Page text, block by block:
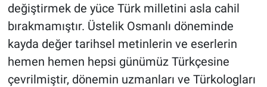
değiştirmek de yüce Türk milletini asla cahil
bırakmamıştır. Üstelik Osmanlı döneminde
kayda değer tarihsel metinlerin ve eserlerin
hemen hemen hepsi günümüz Türkçesine
çevrilmiştir, dönemin uzmanları ve Türkologları